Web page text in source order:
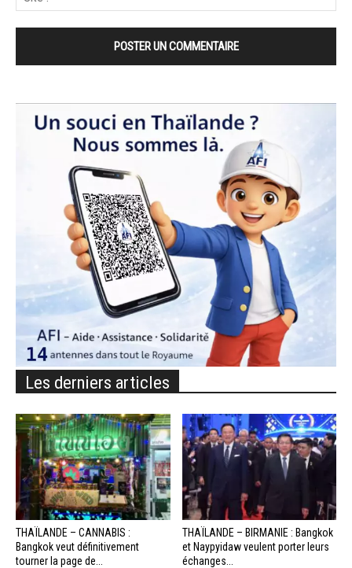
Les derniers articles
THAÏLANDE – CANNABIS :
Bangkok veut définitivement
tourner la page de...
THAÏLANDE – BIRMANIE : Bangkok
et Naypyidaw veulent porter leurs
échanges...